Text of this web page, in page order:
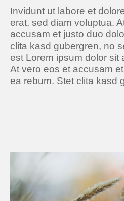
Invidunt ut labore et
erat, sed diam voluptua.
accusam et justo duo
clita kasd gubergren, no
est Lorem ipsum dolor sit
At vero eos et accusam
ea rebum. Stet clita kasd